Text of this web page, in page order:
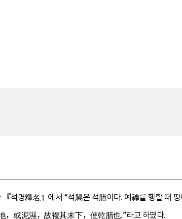
『석명釋名』에서 “석舃은 석腊이다. 예禮를 행할 때
，或泥濕，故複其末下，使乾腊也.”라고 하였다.